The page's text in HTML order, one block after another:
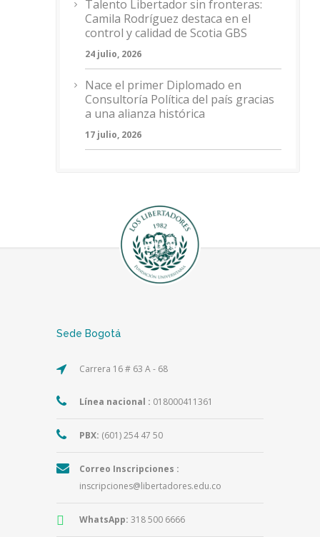
Talento Libertador sin fronteras:
Camila Rodríguez destaca en el
control y calidad de Scotia GBS
24 julio, 2026
Nace el primer Diplomado en
Consultoría Política del país gracias
a una alianza histórica
17 julio, 2026
Sede Bogotá
Carrera 16 # 63 A - 68
Línea nacional : 018000411361
PBX: (601) 254 47 50
Correo Inscripciones :
inscripciones@libertadores.edu.co
WhatsApp: 318 500 6666